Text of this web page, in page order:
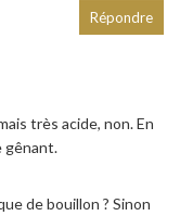
très acide, non. En
gênant.
de bouillon ? Sinon
Répondre